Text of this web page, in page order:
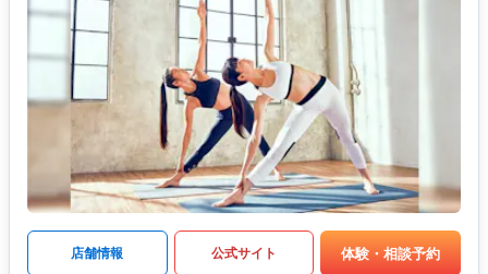
店舗情報 公式サイト 体験・相談予約